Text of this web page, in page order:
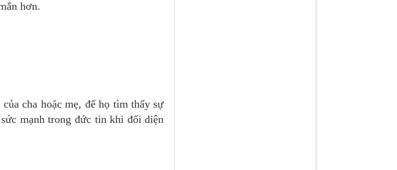
hơn.
cha hoặc mẹ, để họ tìm thấy sự
mạnh trong đức tin khi đối diện